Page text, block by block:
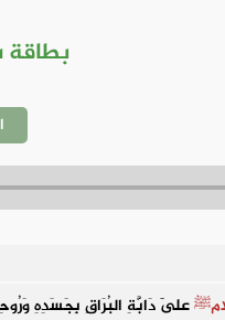
بطاقة
عَلَى دَابَّةِ البُرَاقِ بِجَسَدِهِ